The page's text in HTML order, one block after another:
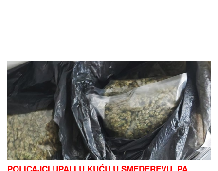
POLICAJCI UPALI U KUĆU U SMEDEREVU, PA